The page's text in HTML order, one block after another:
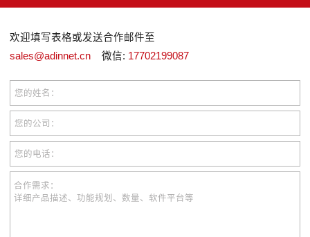
欢迎填写表格或发送合作邮件至
sales@adinnet.cn 微信: 17702199087
您的姓名：
您的公司：
您的电话：
合作需求：
详细产品描述、功能规划、数量、软件平台等